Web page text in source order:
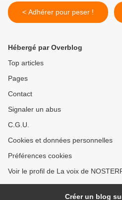
< Adhérer pour peser !
Hébergé par Overblog
Top articles
Pages
Contact
Signaler un abus
C.G.U.
Cookies et données personnelles
Préférences cookies
Voir le profil de La voix de
Créer un blog